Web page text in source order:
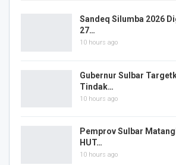
Sandeq Silumba 2026
27…
10 hours ago
Gubernur Sulbar
Tindak…
10 hours ago
Pemprov Sulbar
HUT…
10 hours ago